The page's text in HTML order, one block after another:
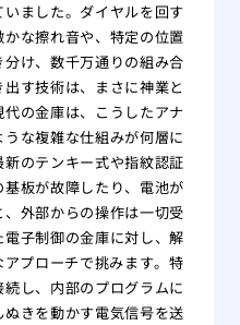
ました。ダイヤルを回す
な擦れ音や、特定の位置
け、数千万通りの組み合
す技術は、まさに神業と
の金庫は、こうしたアナ
な複雑な仕組みが何層に
のテンキー式や指紋認証
板が故障したり、電池が
外部からの操作は一切受
子制御の金庫に対し、解
プローチで挑みます。特
し、内部のプログラムに
きを動かす電気信号を送